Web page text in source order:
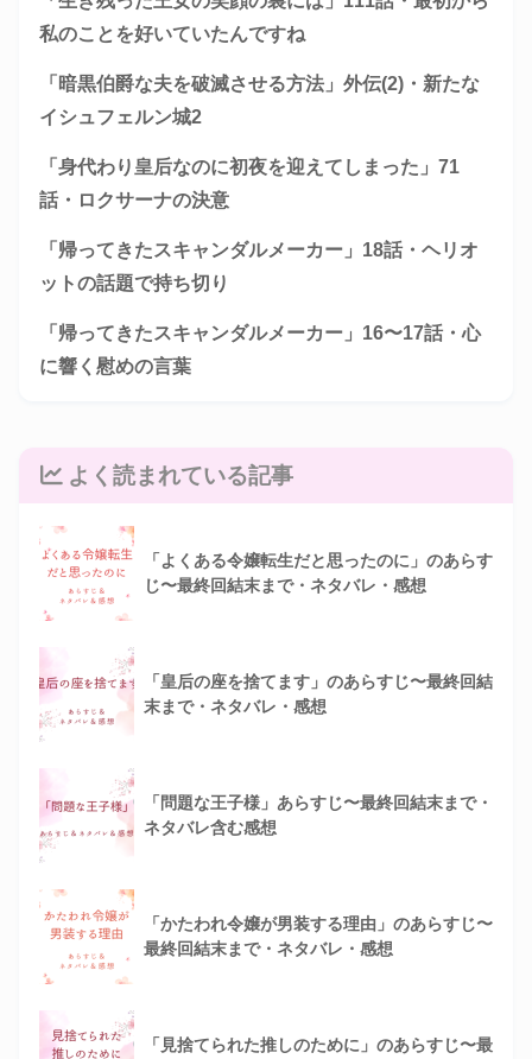
私のことを好いていたんですね
「暗黒伯爵な夫を破滅させる方法」外伝(2)・新たな
イシュフェルン城2
「身代わり皇后なのに初夜を迎えてしまった」71
話・ロクサーナの決意
「帰ってきたスキャンダルメーカー」18話・ヘリオ
ットの話題で持ち切り
「帰ってきたスキャンダルメーカー」16〜17話・心
に響く慰めの言葉
よく読まれている記事
「よくある令嬢転生だと思ったのに」のあらす
じ〜最終回結末まで・ネタバレ・感想
「皇后の座を捨てます」のあらすじ〜最終回結
末まで・ネタバレ・感想
「問題な王子様」あらすじ〜最終回結末まで・
ネタバレ含む感想
「かたわれ令嬢が男装する理由」のあらすじ〜
最終回結末まで・ネタバレ・感想
「見捨てられた推しのために」のあらすじ〜最